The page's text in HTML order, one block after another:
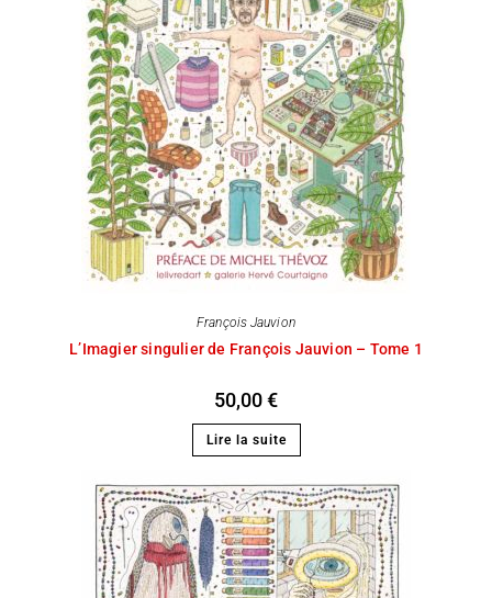
François Jauvion
L’Imagier singulier de François Jauvion – Tome 1
50,00€
Lire la suite